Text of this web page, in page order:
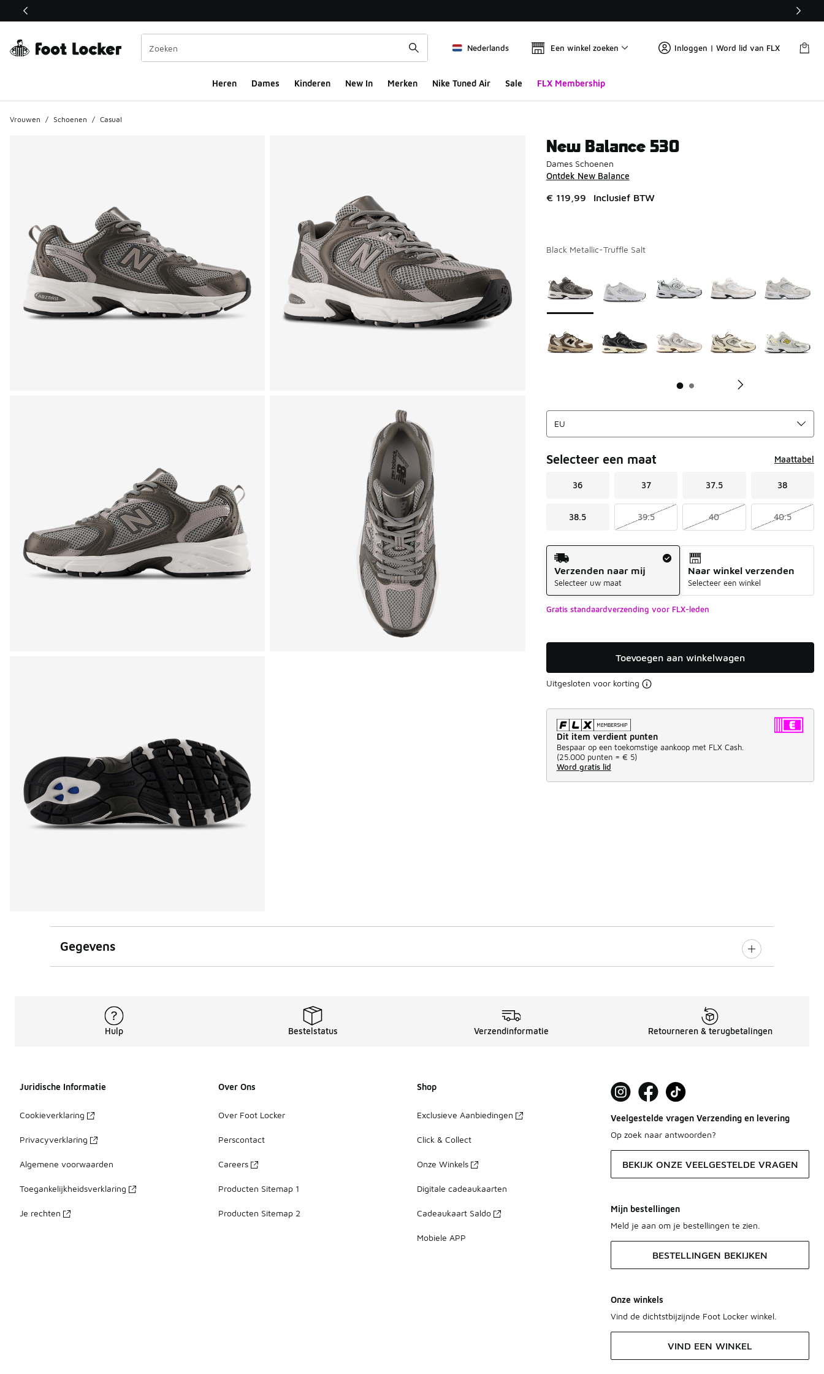
Deze link wordt geopend in een nieuw venster
Nederlands Een winkel zoeken Inloggen | Word lid van FLX
Heren Dames Kinderen New In Merken Nike Tuned Air Sale FLX Membership
Vrouwen / Schoenen / Casual
New Balance 530
Dames Schoenen
Ontdek New Balance
€ 119,99 Inclusief BTW
Black Metallic-Truffle Salt
Selecteer een maat Maattabel
36 37 37.5 38
38.5 39.5 40 40.5
Verzendmethode
Verzenden naar mij
Selecteer uw maat
Naar winkel verzenden
Selecteer een winkel
Gratis standaardverzending voor FLX-leden
Toevoegen aan winkelwagen
Uitgesloten voor korting
Dit item verdient punten
Bespaar op een toekomstige aankoop met FLX Cash.
(25.000 punten = € 5)
Word gratis lid
Gegevens
Hulp Bestelstatus Verzendinformatie Retourneren & terugbetalingen
Juridische Informatie
Cookieverklaring
Privacyverklaring
Algemene voorwaarden
Toegankelijkheidsverklaring
Je rechten
Over Ons
Over Foot Locker
Perscontact
Careers
Producten Sitemap 1
Producten Sitemap 2
Shop
Exclusieve Aanbiedingen
Click & Collect
Onze Winkels
Digitale cadeaukaarten
Cadeaukaart Saldo
Mobiele APP
Veelgestelde vragen Verzending en levering
Op zoek naar antwoorden?
BEKIJK ONZE VEELGESTELDE VRAGEN
Mijn bestellingen
Meld je aan om je bestellingen te zien.
BESTELLINGEN BEKIJKEN
Onze winkels
Vind de dichtstbijzijnde Foot Locker winkel.
VIND EEN WINKEL